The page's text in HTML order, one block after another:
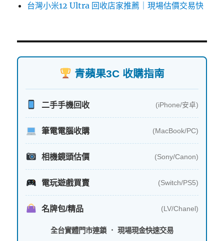
台灣小米12 Ultra 回收店家推薦｜現場估價交易快
青蘋果3C 收購指南
二手手機回收 (iPhone/安卓)
筆電電腦收購 (MacBook/PC)
相機鏡頭估價 (Sony/Canon)
電玩遊戲買賣 (Switch/PS5)
名牌包/精品 (LV/Chanel)
全台實體門市連鎖 ． 現場現金快速交易